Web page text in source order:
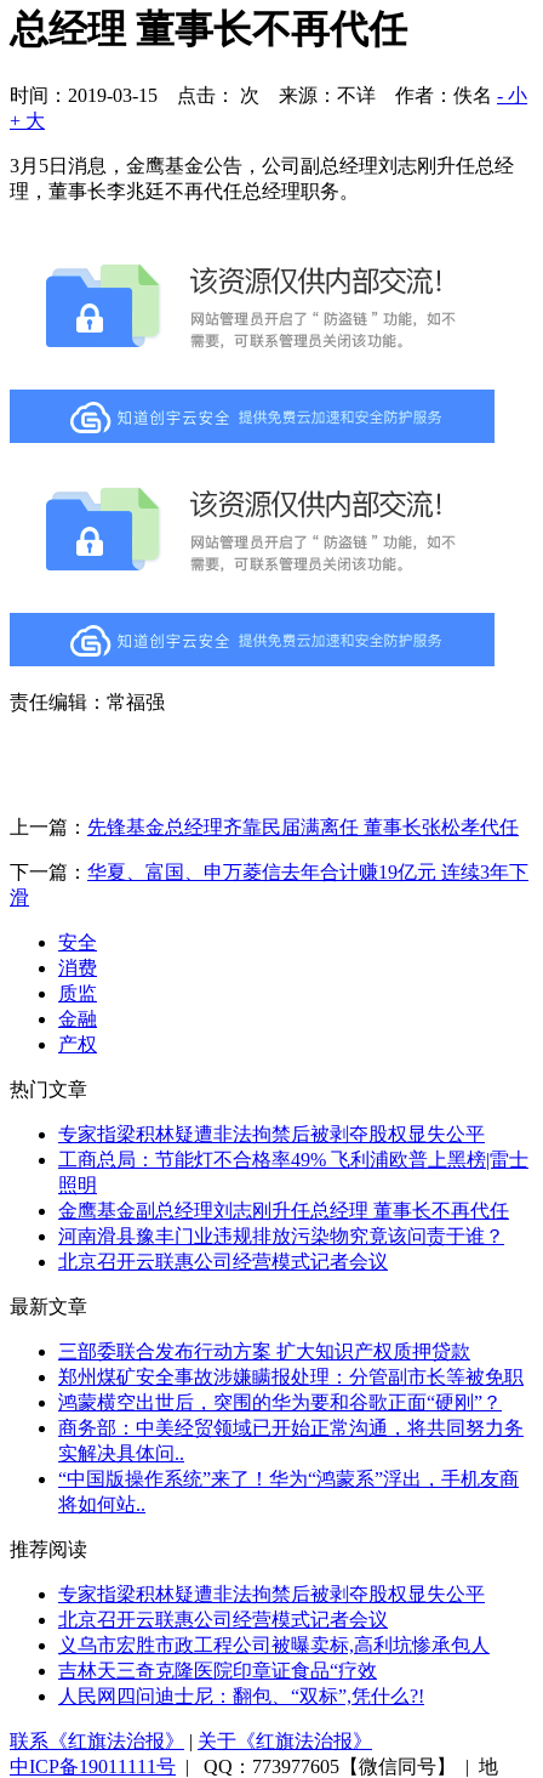
总经理 董事长不再代任
时间：2019-03-15 点击： 次 来源：不详 作者：佚名 - 小
+ 大
3月5日消息，金鹰基金公告，公司副总经理刘志刚升任总经
理，董事长李兆廷不再代任总经理职务。
责任编辑：常福强
上一篇： 先锋基金总经理齐靠民届满离任 董事长张松孝代任
下一篇： 华夏、富国、申万菱信去年合计赚19亿元 连续3年下
滑
安全
消费
质监
金融
产权
热门文章
专家指梁积林疑遭非法拘禁后被剥夺股权显失公平
工商总局：节能灯不合格率49% 飞利浦欧普上黑榜|雷士
照明
金鹰基金副总经理刘志刚升任总经理 董事长不再代任
河南滑县豫丰门业违规排放污染物究竟该问责于谁？
北京召开云联惠公司经营模式记者会议
最新文章
三部委联合发布行动方案 扩大知识产权质押贷款
郑州煤矿安全事故涉嫌瞒报处理：分管副市长等被免职
鸿蒙横空出世后，突围的华为要和谷歌正面“硬刚”？
商务部：中美经贸领域已开始正常沟通，将共同努力务
实解决具体问..
“中国版操作系统”来了！华为“鸿蒙系”浮出，手机友商
将如何站..
推荐阅读
专家指梁积林疑遭非法拘禁后被剥夺股权显失公平
北京召开云联惠公司经营模式记者会议
义乌市宏胜市政工程公司被曝卖标,高利坑惨承包人
吉林天三奇克隆医院印章证食品“疗效
人民网四问迪士尼：翻包、“双标”,凭什么?!
联系《红旗法治报》 | 关于《红旗法治报》
中ICP备19011111号 | QQ：773977605【微信同号】 | 地